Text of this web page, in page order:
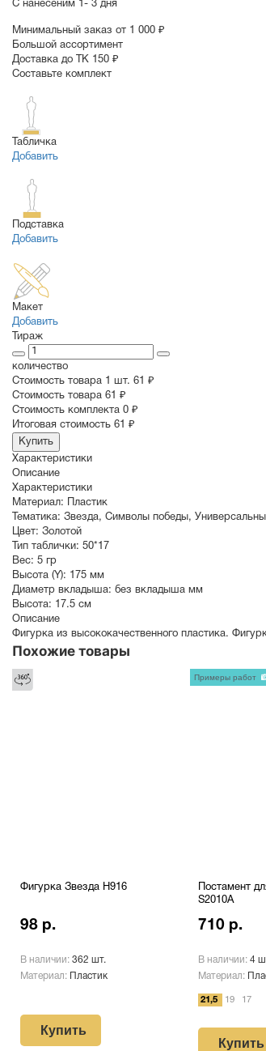
С нанесеним 1- 3 дня
Минимальный заказ от 1 000 ₽
Большой ассортимент
Доставка до ТК 150 ₽
Составьте комплект
Табличка
Добавить
Подставка
Добавить
Макет
Добавить
Тираж
количество
Стоимость товара 1 шт. 61 ₽
Cтоимость товара 61 ₽
Стоимость комплекта 0 ₽
Итоговая стоимость 61 ₽
Купить
Характеристики
Описание
Характеристики
Материал: Пластик
Тематика: Звезда, Символы победы,
Цвет: Золотой
Тип таблички: 50*17
Вес: 5 гр
Высота (Y): 175 мм
Диаметр вкладыша: без вкладыша мм
Высота: 17.5 см
Описание
Фигурка из высококачественного пластика.
Похожие товары
Фигурка Звезда H916
98 р.
В наличии: 362 шт.
Материал:
Пластик
Купить
Постамент
S2010A
710 р.
В наличии: 4
Материал:
21,5 19 17
Купить
Примеры работ